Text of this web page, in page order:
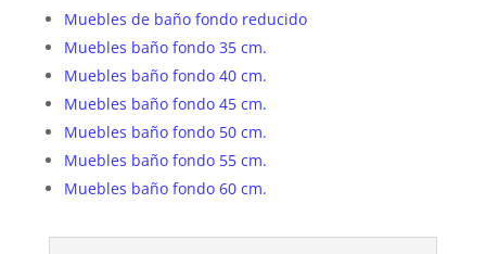
Muebles de baño fondo reducido
Muebles baño fondo 35 cm.
Muebles baño fondo 40 cm.
Muebles baño fondo 45 cm.
Muebles baño fondo 50 cm.
Muebles baño fondo 55 cm.
Muebles baño fondo 60 cm.